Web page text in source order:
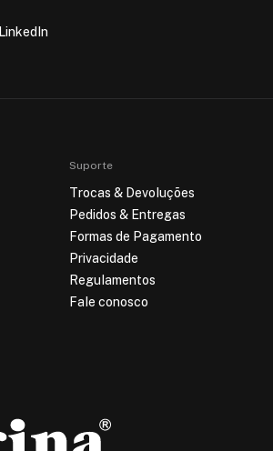
LinkedIn
Suporte
Trocas & Devoluções
Pedidos & Entregas
Formas de Pagamento
Privacidade
Regulamentos
Fale conosco